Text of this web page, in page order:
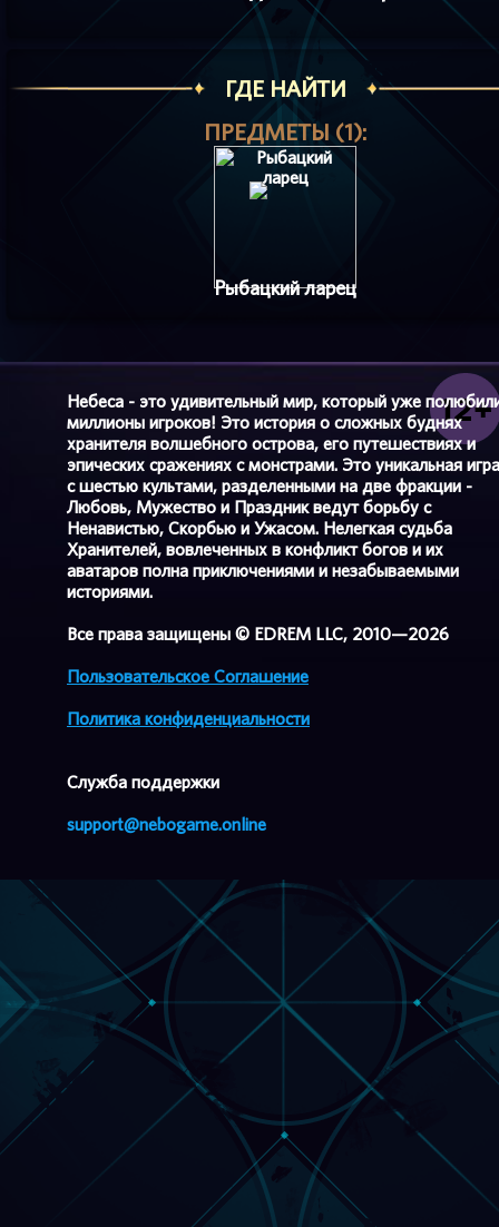
ГДЕ НАЙТИ
ПРЕДМЕТЫ (1):
Рыбацкий ларец
Небеса - это удивительный мир, который уже
миллионы игроков! Это история о сложных буднях
хранителя волшебного острова, его путешествиях и
эпических сражениях с монстрами. Это уникальная игра
с шестью культами, разделенными на две фракции -
Любовь, Мужество и Праздник ведут борьбу с
Ненавистью, Скорбью и Ужасом. Нелегкая судьба
Хранителей, вовлеченных в конфликт богов и их
аватаров полна приключениями и незабываемыми
историями.
Все права защищены © EDREM LLC, 2010—2026
Пользовательское Соглашение
Политика конфиденциальности
Cлужба поддержки
support@nebogame.online